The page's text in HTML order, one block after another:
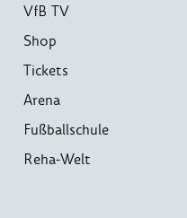
VfB TV
Shop
Tickets
Arena
Fußballschule
Reha-Welt